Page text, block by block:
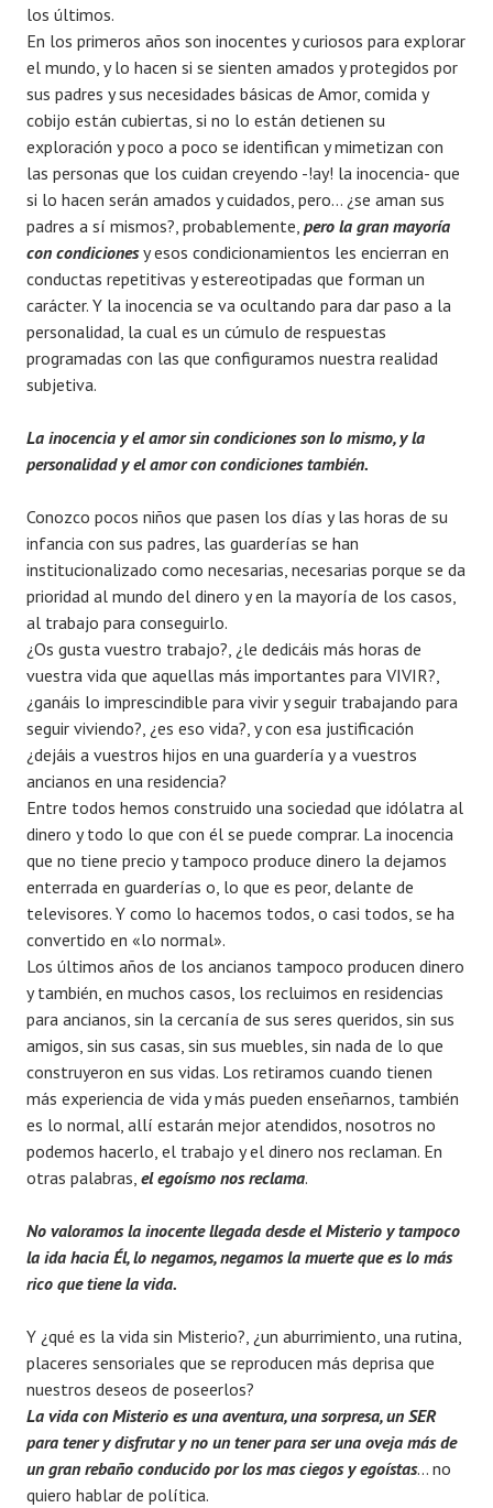
los últimos.
En los primeros años son inocentes y curiosos para explorar
el mundo, y lo hacen si se sienten amados y protegidos por
sus padres y sus necesidades básicas de Amor, comida y
cobijo están cubiertas, si no lo están detienen su
exploración y poco a poco se identifican y mimetizan con
las personas que los cuidan creyendo -!ay! la inocencia- que
si lo hacen serán amados y cuidados, pero… ¿se aman sus
padres a sí mismos?, probablemente, pero la gran mayoría
con condicionesy esos condicionamientos les encierran en
conductas repetitivas y estereotipadas que forman un
carácter. Y la inocencia se va ocultando para dar paso a la
personalidad, la cual es un cúmulo de respuestas
programadas con las que configuramos nuestra realidad
subjetiva.
La inocencia y el amor sin condiciones son lo mismo, y la
personalidad y el amor con condiciones también.
Conozco pocos niños que pasen los días y las horas de su
infancia con sus padres, las guarderías se han
institucionalizado como necesarias, necesarias porque se da
prioridad al mundo del dinero y en la mayoría de los casos,
al trabajo para conseguirlo.
¿Os gusta vuestro trabajo?, ¿le dedicáis más horas de
vuestra vida que aquellas más importantes para VIVIR?,
¿ganáis lo imprescindible para vivir y seguir trabajando para
seguir viviendo?, ¿es eso vida?, y con esa justificación
¿dejáis a vuestros hijos en una guardería y a vuestros
ancianos en una residencia?
Entre todos hemos construido una sociedad que idólatra al
dinero y todo lo que con él se puede comprar. La inocencia
que no tiene precio y tampoco produce dinero la dejamos
enterrada en guarderías o, lo que es peor, delante de
televisores. Y como lo hacemos todos, o casi todos, se ha
convertido en «lo normal».
Los últimos años de los ancianos tampoco producen dinero
y también, en muchos casos, los recluimos en residencias
para ancianos, sin la cercanía de sus seres queridos, sin sus
amigos, sin sus casas, sin sus muebles, sin nada de lo que
construyeron en sus vidas. Los retiramos cuando tienen
más experiencia de vida y más pueden enseñarnos, también
es lo normal, allí estarán mejor atendidos, nosotros no
podemos hacerlo, el trabajo y el dinero nos reclaman. En
otras palabras, el egoísmo nos reclama.
No valoramos la inocente llegada desde el Misterio y tampoco
la ida hacia Él, lo negamos, negamos la muerte que es lo más
rico que tiene la vida.
Y ¿qué es la vida sin Misterio?, ¿un aburrimiento, una rutina,
placeres sensoriales que se reproducen más deprisa que
nuestros deseos de poseerlos?
La vida con Misterio es una aventura, una sorpresa, un SER
para tener y disfrutar y no un tener para ser una oveja más de
un gran rebaño conducido por los mas ciegos y egoístas… no
quiero hablar de política.